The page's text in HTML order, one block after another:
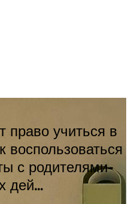
право учиться в
воспользоваться
с родителями-
дей…